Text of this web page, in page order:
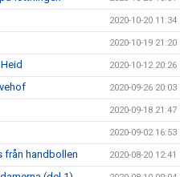
2020-10-20 11:34
2020-10-19 21:20
2020-10-12 20:26
2020-09-26 20:03
2020-09-18 21:47
2020-09-02 16:53
från handbollen 2020-08-20 12:41